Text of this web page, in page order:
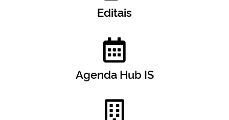
Editais
Agenda Hub IS